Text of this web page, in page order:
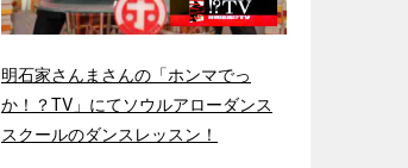
明石家さんまさんの「ホンマでっ
か！？TV」にてソウルアローダンス
スクールのダンスレッスン！